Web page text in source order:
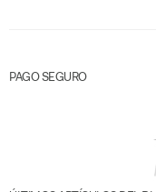
PAGO SEGURO